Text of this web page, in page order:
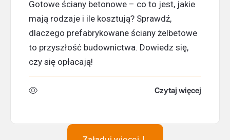
Gotowe ściany betonowe – co to jest, jakie
mają rodzaje i ile kosztują? Sprawdź,
dlaczego prefabrykowane ściany żelbetowe
to przyszłość budownictwa. Dowiedz się,
czy się opłacają!
Czytaj więcej